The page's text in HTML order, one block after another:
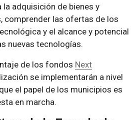
adquisición de bienes y
comprender las ofertas de los
y el alcance y potencial
nuevas tecnologías.
de los fondos Next
se implementarán a nivel
el papel de los municipios es
en marcha.